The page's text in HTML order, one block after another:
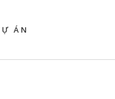
ÁN